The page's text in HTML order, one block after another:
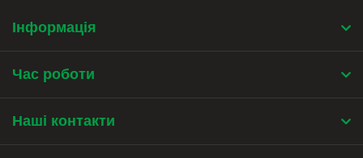
Інформація
Час роботи
Наші контакти